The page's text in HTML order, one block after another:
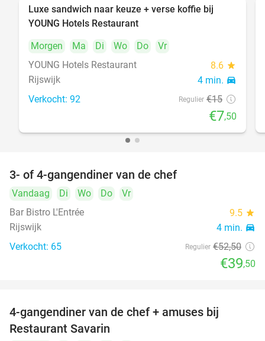
Luxe sandwich naar keuze + verse koffie bij
YOUNG Hotels Restaurant
Morgen
Ma Di Wo Do
Vr
YOUNG Hotels Restaurant
8.6 star
Rijswijk 4 min. directions_car
Verkocht: 92 Regulier €15
€7,50
3- of 4-gangendiner van de chef
Vandaag Di Wo Do
Vr
Bar Bistro L'Entrée
9.5 star
Rijswijk 4 min. directions_car
Verkocht: 65 Regulier €52,50
€39,50
4-gangendiner van de chef + amuses bij
Restaurant Savarin